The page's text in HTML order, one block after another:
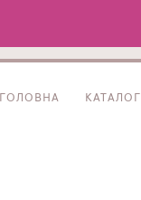
ГОЛОВНА КАТАЛОГ